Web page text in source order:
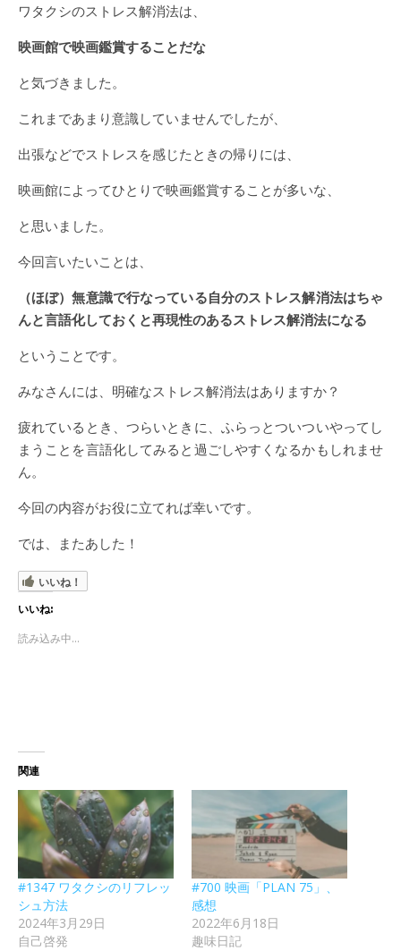
ワタクシのストレス解消法は、
映画館で映画鑑賞することだな
と気づきました。
これまであまり意識していませんでしたが、
出張などでストレスを感じたときの帰りには、
映画館によってひとりで映画鑑賞することが多いな、
と思いました。
今回言いたいことは、
（ほぼ）無意識で行なっている自分のストレス解消法はちゃ
んと言語化しておくと再現性のあるストレス解消法になる
ということです。
みなさんには、明確なストレス解消法はありますか？
疲れているとき、つらいときに、ふらっとついついやってし
まうことを言語化してみると過ごしやすくなるかもしれませ
ん。
今回の内容がお役に立てれば幸いです。
では、またあした！
いいね！
いいね:
読み込み中...
関連
#1347 ワタクシのリフレッ
シュ方法
2024年3月29日
自己啓発
#700 映画「PLAN 75」、
感想
2022年6月18日
趣味日記